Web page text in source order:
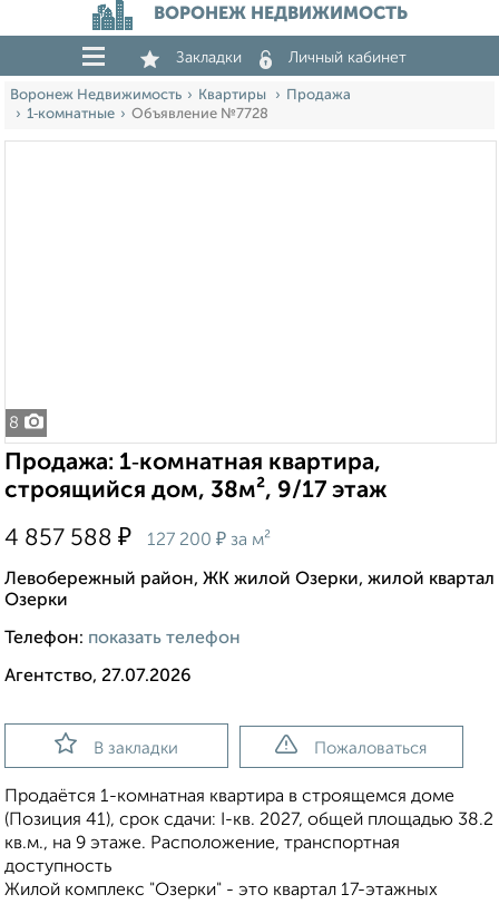
ВОРОНЕЖ НЕДВИЖИМОСТЬ
Закладки Личный кабинет
Воронеж Недвижимость Квартиры
Продажа
1‑комнатные
Объявление №7728
8
Продажа: 1‑комнатная квартира,
строящийся дом, 38м², 9/17 этаж
4 857 588 ₽ 127 200 ₽ за м²
Левобережный район, ЖК жилой Озерки, жилой квартал
Озерки
Телефон: показать телефон
Агентство, 27.07.2026
В закладки Пожаловаться
Продаётся 1-комнатная квартира в строящемся доме
(Позиция 41), срок сдачи: I-кв. 2027, общей площадью 38.2
кв.м., на 9 этаже. Расположение, транспортная
доступность
Жилой комплекс "Озерки" - это квартал 17-этажных